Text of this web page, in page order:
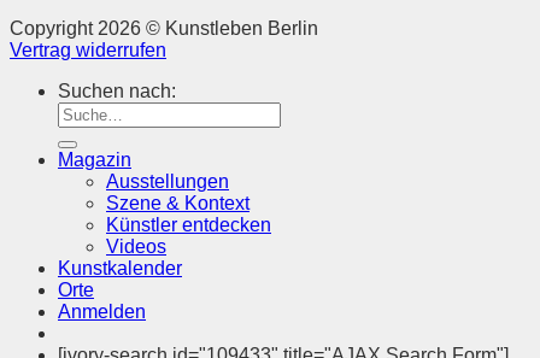
Copyright 2026 © Kunstleben Berlin
Vertrag widerrufen
Suchen nach:
Magazin
Ausstellungen
Szene & Kontext
Künstler entdecken
Videos
Kunstkalender
Orte
Anmelden